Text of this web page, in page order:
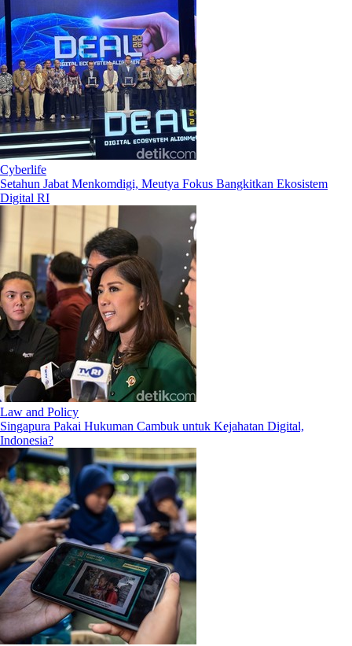
Cyberlife
Setahun Jabat Menkomdigi, Meutya Fokus Bangkitkan Ekosistem
Digital RI
Law and Policy
Singapura Pakai Hukuman Cambuk untuk Kejahatan Digital,
Indonesia?